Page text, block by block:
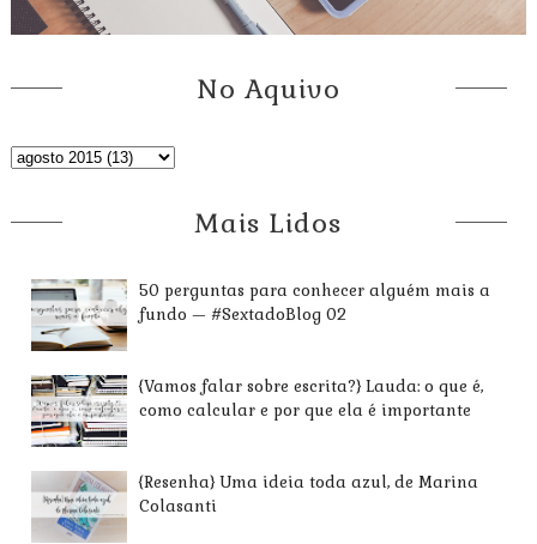
No Aquivo
Mais Lidos
50 perguntas para conhecer alguém mais a
fundo — #SextadoBlog 02
{Vamos falar sobre escrita?} Lauda: o que é,
como calcular e por que ela é importante
{Resenha} Uma ideia toda azul, de Marina
Colasanti